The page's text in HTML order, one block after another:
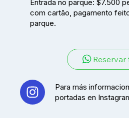
Entrada no parque: $7.500
com cartão, pagamento
parque.
Reservar
Para más
portadas en